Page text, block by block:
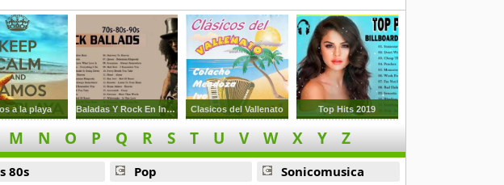
a la playa Baladas Y Rock En Ingles De Los 70s 80s 90s Clasicos del Vallenato Top Hits 2019
M N O P Q R S T U V W X Y Z
80s
Pop
Sonicomusica